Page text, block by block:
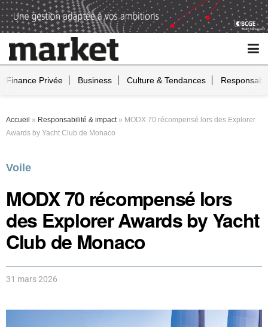
Finance Privée Business Culture & Tendances
Accueil » Responsabilité & impact» MODX 70 récompensé lors des Explorer
Awards by Yacht Club de Monaco
Voile
MODX 70 récompensé lors
des Explorer Awards by Yacht
Club de Monaco
31 mars 2026